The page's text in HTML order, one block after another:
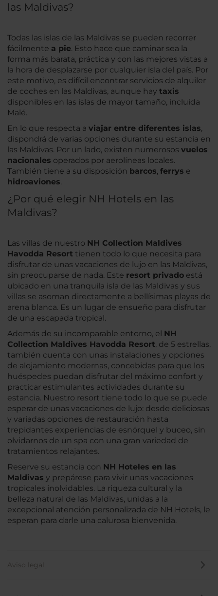
las Maldivas?
Todas las islas de las Maldivas se pueden recorrer
fácilmente a pie. Esto hace que caminar sea la
forma más barata, práctica y con las mejores vistas a
la hora de desplazarse por cualquier isla del país. Por
este motivo, es difícil encontrar servicios de alquiler
de coches en las Maldivas, aunque hay taxis
disponibles en las islas de mayor tamaño, incluida
Malé.
En lo que respecta a viajar entre diferentes islas,
dispondrá de varias opciones durante su estancia en
las Maldivas. Por un lado, existen numerosos vuelos
nacionales operados por aerolíneas locales.
También tiene a su disposición barcos, ferrys e
hidroaviones.
¿Por qué elegir NH Hotels en las
Maldivas?
Las villas de nuestro NH Collection Maldives
Havodda Resort tienen todo lo que necesita para
disfrutar de unas vacaciones de lujo en las Maldivas,
sin preocuparse de nada. Este resort privado está
ubicado en una tranquila isla de las Maldivas y sus
villas se asoman directamente a bellísimas playas de
arena blanca. Es un lugar de ensueño para disfrutar
de una escapada tropical.
Además de su incomparable entorno, el NH
Collection Maldives Havodda Resort, de 5 estrellas,
también cuenta con unas instalaciones y opciones
de alojamiento modernas, concebidas para que los
huéspedes puedan disfrutar del máximo confort y
practicar estimulantes actividades durante su
estancia. Nuestro resort tiene todo lo que se puede
esperar de unas vacaciones de lujo: desde deliciosas
y variadas opciones de restauración hasta
trepidantes experiencias de esnórquel y buceo, sin
olvidarnos de un spa con una gran variedad de
tratamientos relajantes.
Reserve su estancia con NH Hoteles en las
Maldivas y prepárese para vivir unas vacaciones
tropicales inolvidables. La riqueza cultural y la
belleza natural de las Maldivas, unidas a la
excepcional atención personalizada de NH Hotels, le
esperan para darle una calurosa bienvenida.
Aviso legal